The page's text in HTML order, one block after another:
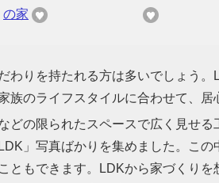
の家
わりを持たれる方は多いでしょう
族のライフスタイルに合わせて、
どの限られたスペースで広く見せ
」写真ばかりを集めました。こ
ともできます。LDKから家づくり